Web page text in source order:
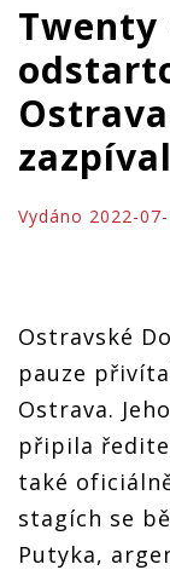
Twenty
Vydáno 2022-
Ostravské
pauze
Ostrava.
připila
také
stagích se
Putyka,